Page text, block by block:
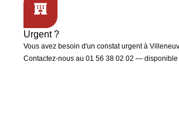
Urgent ?
Vous avez besoin d'un constat urgentà
Contactez-nous au 01 56 38 02 02 — disponible